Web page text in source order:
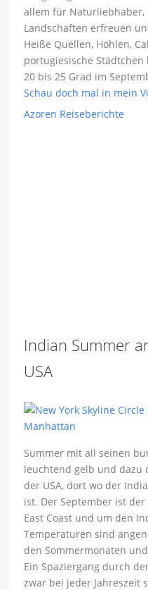
allem für Naturliebhaber,
Landschaften erfreuen
Heiße Quellen, Höhlen,
portugiesische
20 bis 25 Grad im
Schau doch mal in mein
Azoren Reiseberichte
Indian Summer
USA
Summer mit all seinen
leuchtend gelb und dazu
der USA, dort wo der
ist. Der September ist
East Coast und um den
Temperaturen sind
den Sommermonaten
Ein Spaziergang durch
zwar bei jeder Jahreszeit